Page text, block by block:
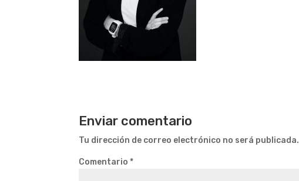
Enviar comentario
Tu dirección de correo electrónico no será publicada.
Comentario*